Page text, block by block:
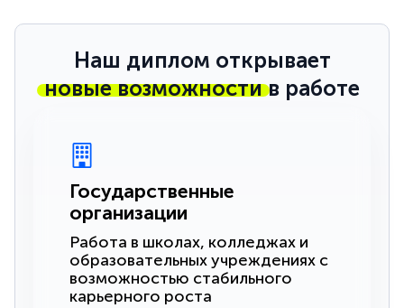
Наш диплом открывает
новые возможностив работе
Государственные
организации
Работа в школах, колледжах и
образовательных учреждениях с
возможностью стабильного
карьерного роста